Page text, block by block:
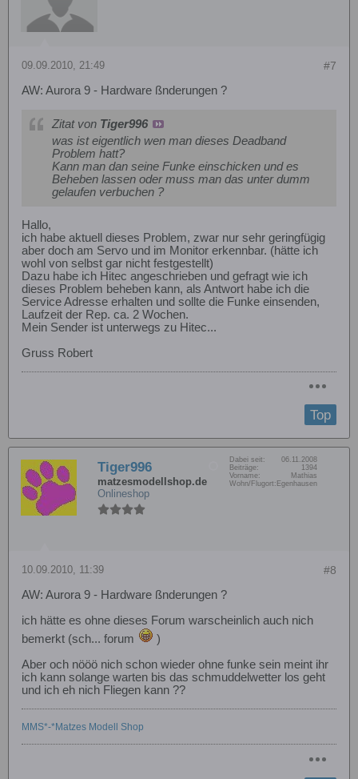
#7
09.09.2010, 21:49
AW: Aurora 9 - Hardware ßnderungen ?
Zitat von Tiger996
was ist eigentlich wen man dieses Deadband
Problem hatt?
Kann man dan seine Funke einschicken und es
Beheben lassen oder muss man das unter dumm
gelaufen verbuchen ?
Hallo,
ich habe aktuell dieses Problem, zwar nur sehr geringfügig
aber doch am Servo und im Monitor erkennbar. (hätte ich
wohl von selbst gar nicht festgestellt)
Dazu habe ich Hitec angeschrieben und gefragt wie ich
dieses Problem beheben kann, als Antwort habe ich die
Service Adresse erhalten und sollte die Funke einsenden,
Laufzeit der Rep. ca. 2 Wochen.
Mein Sender ist unterwegs zu Hitec...
Gruss Robert
Top
Tiger996
matzesmodellshop.de
Onlineshop
Dabei seit:
06.11.2008
Beiträge:
1394
Vorname:
Mathias
Wohn/Flugort: Egenhausen
#8
10.09.2010, 11:39
AW: Aurora 9 - Hardware ßnderungen ?
ich hätte es ohne dieses Forum warscheinlich auch nich
bemerkt (sch... forum
)
Aber och nööö nich schon wieder ohne funke sein meint ihr
ich kann solange warten bis das schmuddelwetter los geht
und ich eh nich Fliegen kann ??
MMS*-*Matzes Modell Shop